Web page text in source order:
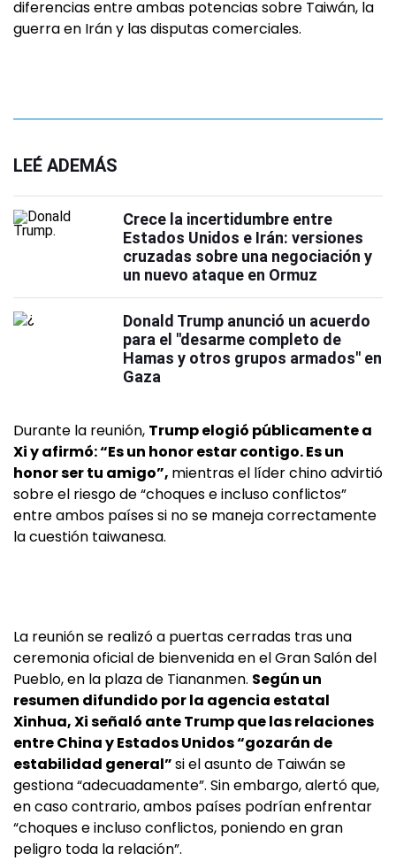
diferencias entre ambas potencias sobre Taiwán, la
guerra en Irán y las disputas comerciales.
LEÉ ADEMÁS
Crece la incertidumbre entre
Estados Unidos e Irán: versiones
cruzadas sobre una negociación y
un nuevo ataque en Ormuz
Donald Trump anunció un acuerdo
para el "desarme completo de
Hamas y otros grupos armados" en
Gaza
Durante la reunión, Trump elogió públicamente a
Xi y afirmó: “Es un honor estar contigo. Es un
honor ser tu amigo”, mientras el líder chino advirtió
sobre el riesgo de “choques e incluso conflictos”
entre ambos países si no se maneja correctamente
la cuestión taiwanesa.
La reunión se realizó a puertas cerradas tras una
ceremonia oficial de bienvenida en el Gran Salón del
Pueblo, en la plaza de Tiananmen. Según un
resumen difundido por la agencia estatal
Xinhua, Xi señaló ante Trump que las relaciones
entre China y Estados Unidos “gozarán de
estabilidad general”si el asunto de Taiwán se
gestiona “adecuadamente”. Sin embargo, alertó que,
en caso contrario, ambos países podrían enfrentar
“choques e incluso conflictos, poniendo en gran
peligro toda la relación”.